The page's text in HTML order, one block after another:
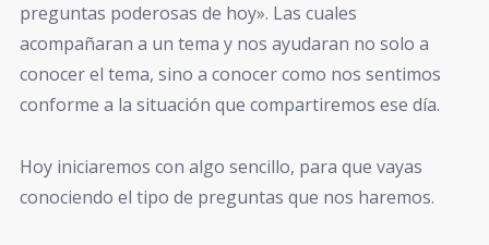
preguntas poderosas de hoy». Las cuales
acompañaran a un tema y nos ayudaran no solo a
conocer el tema, sino a conocer como nos sentimos
conforme a la situación que compartiremos ese día.
Hoy iniciaremos con algo sencillo, para que vayas
conociendo el tipo de preguntas que nos haremos.